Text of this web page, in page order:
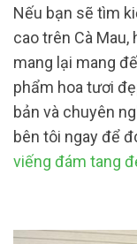
Nếu bạn sẽ tìm
cao trên Cà
mang lại mang
phẩm hoa tươi
bản và chuyên
bên tôi ngay để
viếng đám tang